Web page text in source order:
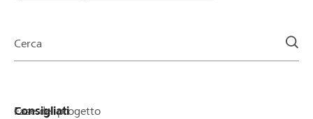
della
Cerca
Fase del progetto